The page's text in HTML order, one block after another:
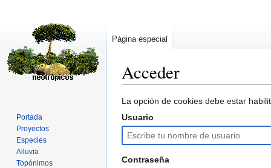
Acceder
Ir
a
la
navegación
Ir
a
la
búsqueda
La opción de cookies debe estar
Usuario
Contraseña
Página especial
Portada
Proyectos
Especies
Alluvia
Topónimos